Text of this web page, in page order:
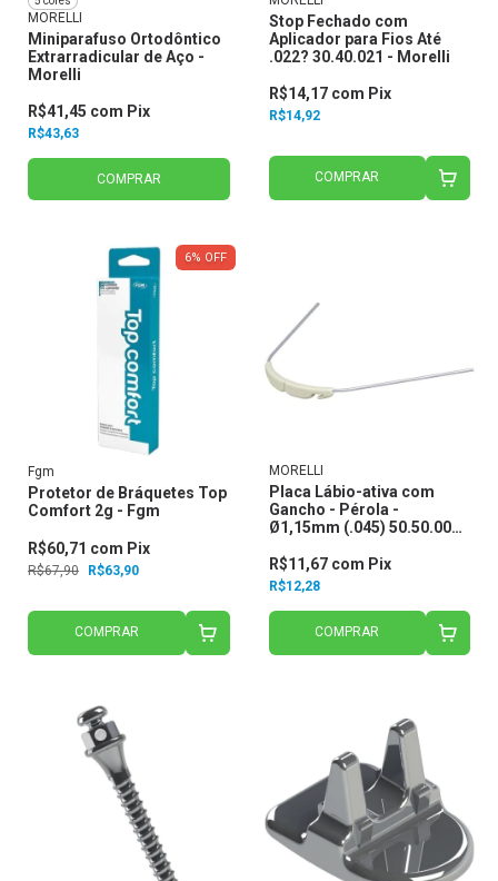
MORELLI
Miniparafuso Ortodôntico
Extrarradicular de Aço -
Morelli
R$43,63
R$41,45 com Pix
COMPRAR
Stop Fechado com
Aplicador para Fios Até
.022? 30.40.021 - Morelli
R$14,92
R$14,17 com Pix
COMPRAR
6% OFF
Fgm
Protetor de Bráquetes Top
Comfort 2g - Fgm
R$67,90 R$63,90
R$60,71 com Pix
COMPRAR
MORELLI
Placa Lábio-ativa com
Gancho - Pérola -
Ø1,15mm (.045) 50.50.006 -
R$12,28
R$11,67 com Pix
COMPRAR